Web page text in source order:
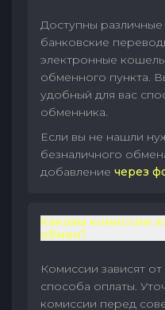
Доступны
банковские
электронные
обменного пункта.
удобный для вас
обменника.
Если вы не нашли
безналичного
добавление через
Каковы комиссии
обмен?
Комиссии зависят
способа оплаты.
комиссии перед